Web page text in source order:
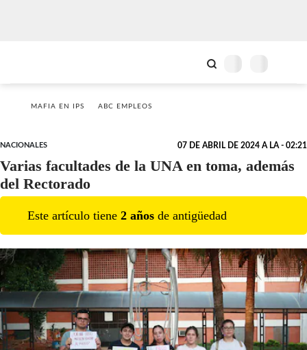
MAFIA EN IPS ABC EMPLEOS
NACIONALES 07 DE ABRIL DE 2024 A LA - 02:21
Varias facultades de la UNA en toma, además
del Rectorado
Este artículo tiene 2 años de antigüedad